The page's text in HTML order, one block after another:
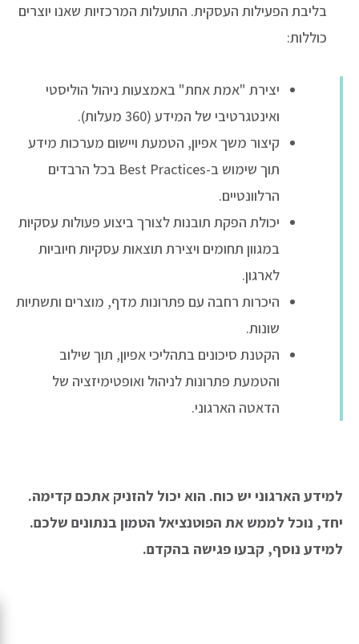
בליבת הפעילות העסקית. התועלות המרכזיות שאנו יוצרים
כוללות:
יצירת "אמת אחת" באמצעות ניהול הוליסטי
ואינטגרטיבי של המידע (360 מעלות).
קיצור משך אפיון, הטמעת ויישום מערכות מידע
תוך שימוש ב-Best Practices בכל הרבדים
הרלוונטיים.
יכולת הפקת תובנות לצורך ביצוע פעולות עסקיות
במגוון תחומים ויצירת תוצאות עסקיות חיוביות
לארגון.
היכרות רחבה עם פתרונות מדף, מוצרים ותשתיות
שונות.
הקטנת סיכונים בתהליכי אפיון, תוך שילוב
והטמעת פתרונות לניהול ואופטימיזציה של
הדאטה הארגוני.
למידע הארגוני יש כוח. הוא יכול להזניק אתכם קדימה.
יחד, נוכל לממש את הפוטנציאל הטמון בנתונים שלכם.
למידע נוסף, קבעו פגישה בהקדם.